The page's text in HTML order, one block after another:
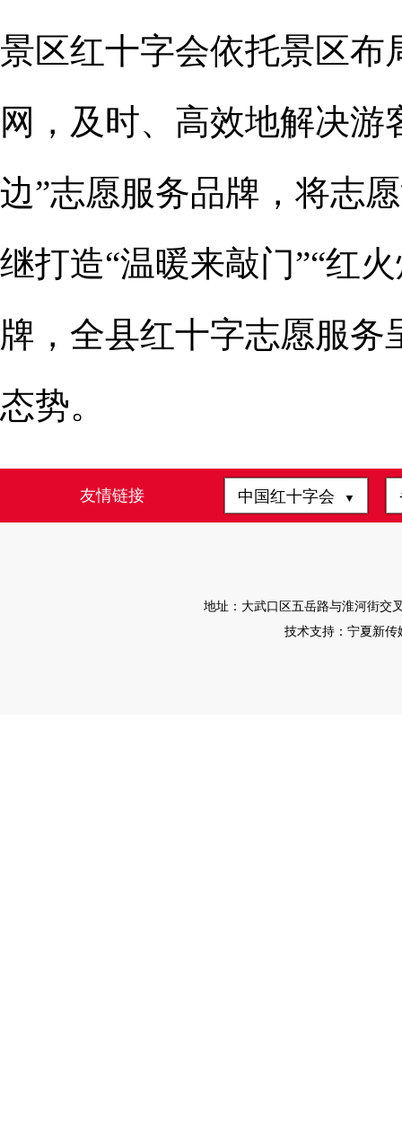
景区红十字会依托景区布
网，及时、高效地解决
边”志愿服务品牌，将志
继打造“温暖来敲门”“红
牌，全县红十字志愿服务
态势。
友情链接 中国红十字会 ▼
地址：大武口区五岳路与淮河街
技术支持：宁夏新传